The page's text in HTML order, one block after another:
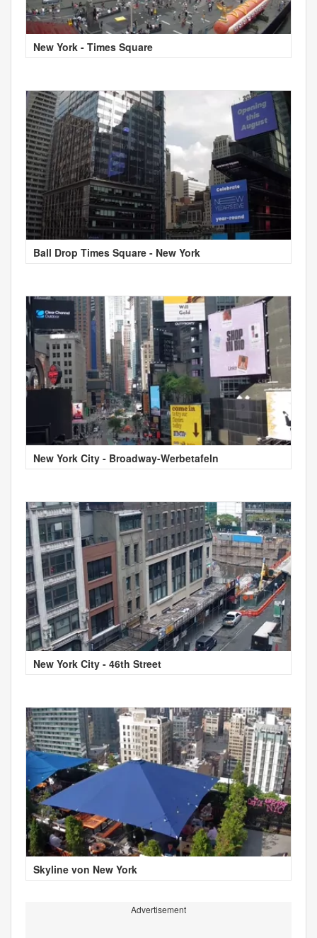
New York - Times Square
Ball Drop Times Square - New York
New York City - Broadway-Werbetafeln
New York City - 46th Street
Skyline von New York
Advertisement